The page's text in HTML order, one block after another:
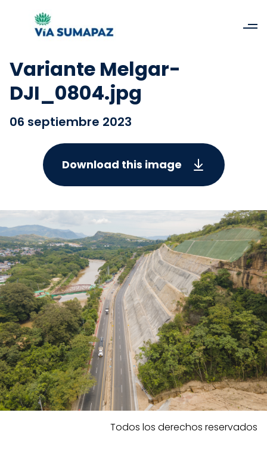
Variante Melgar-
DJI_0804.jpg
06 septiembre 2023
Download this image
Todos los derechos reservados